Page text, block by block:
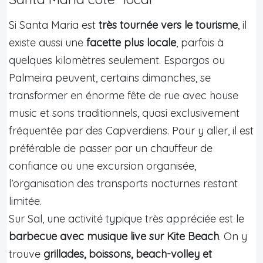
Si Santa Maria est très tournée vers le tourisme, il
existe aussi une facette plus locale, parfois à
quelques kilomètres seulement. Espargos ou
Palmeira peuvent, certains dimanches, se
transformer en énorme fête de rue avec house
music et sons traditionnels, quasi exclusivement
fréquentée par des Capverdiens. Pour y aller, il est
préférable de passer par un chauffeur de
confiance ou une excursion organisée,
l’organisation des transports nocturnes restant
limitée.
Sur Sal, une activité typique très appréciée est le
barbecue avec musique live sur Kite Beach. On y
trouve grillades, boissons, beach-volley et